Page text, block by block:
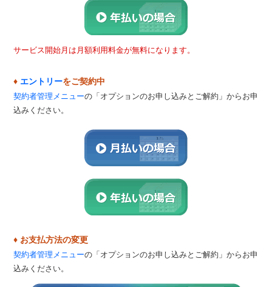
サービス開始月は月額利用料金が無料になります。
♦ エントリーをご契約中
契約者管理メニューの「オプションのお申し込みとご解約」からお申
込みください。
♦ お支払方法の変更
契約者管理メニューの「オプションのお申し込みとご解約」からお申
込みください。